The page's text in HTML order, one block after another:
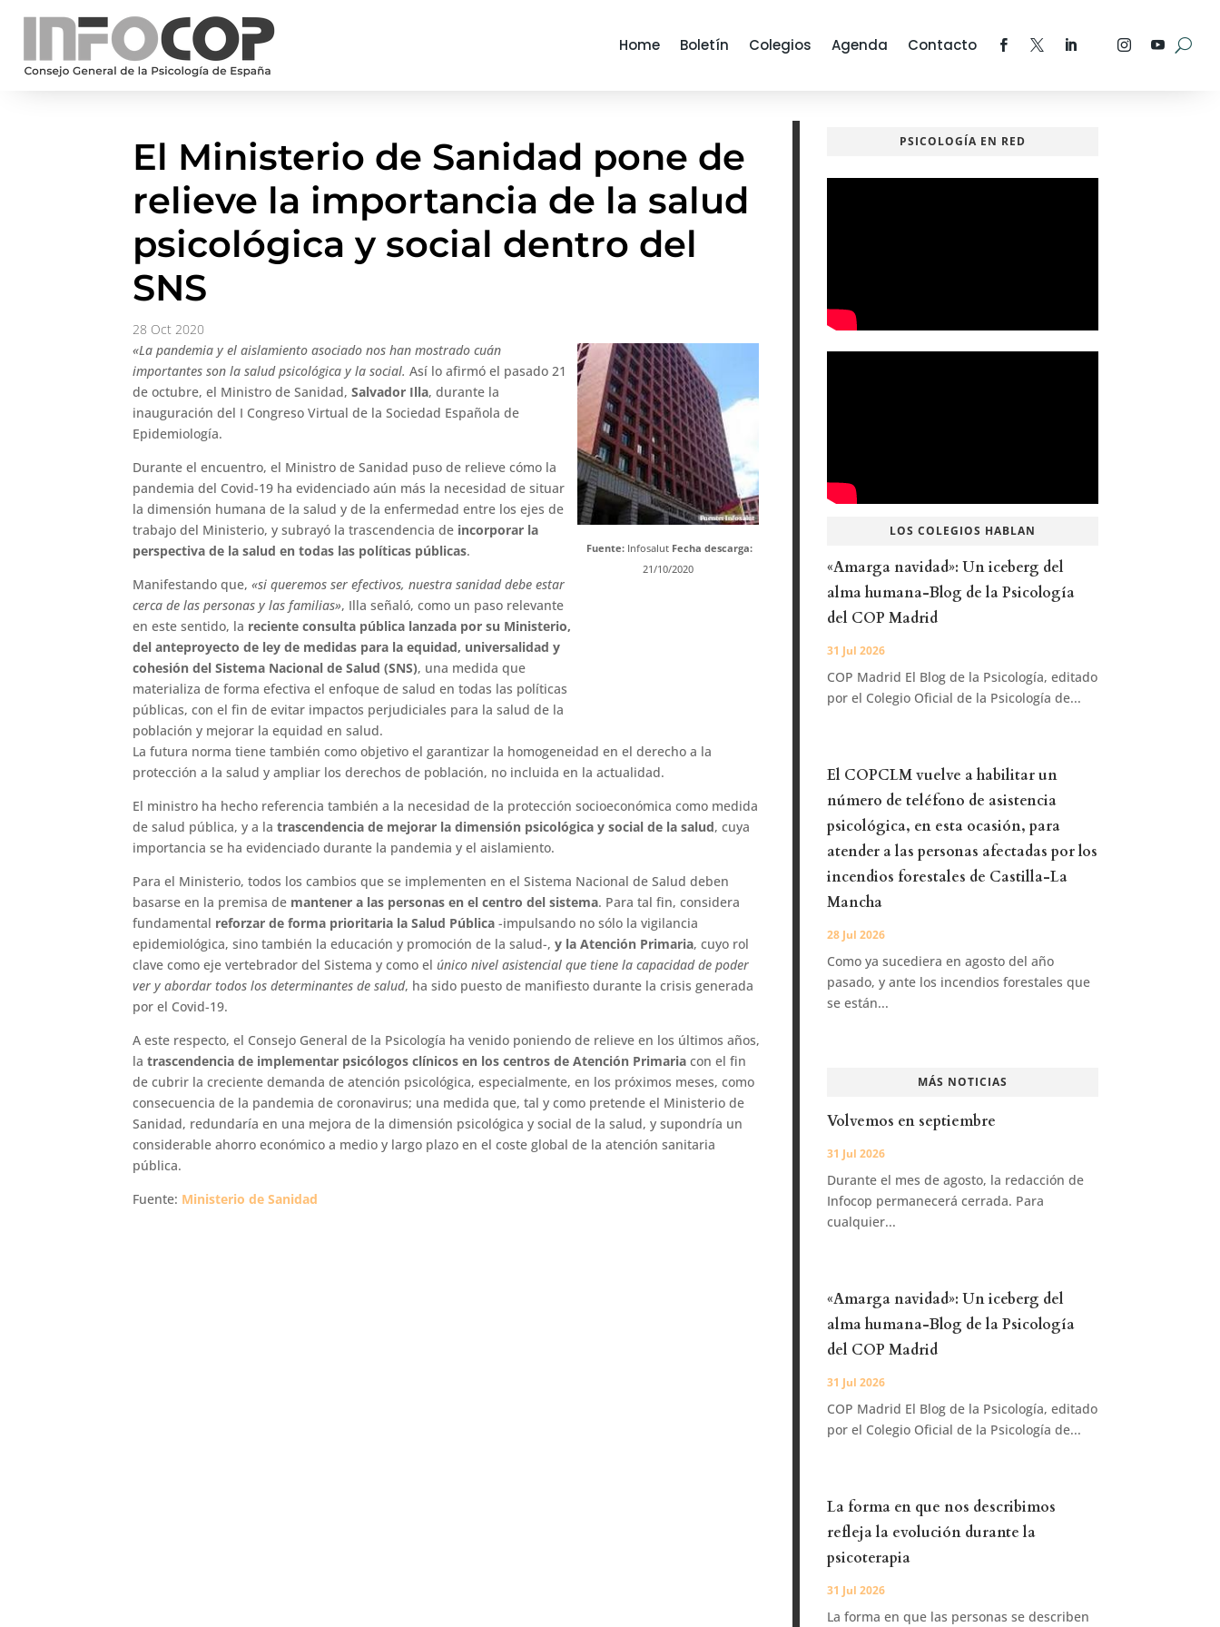
Home Boletín Colegios Agenda Contacto
El Ministerio de Sanidad pone de
relieve la importancia de la salud
psicológica y social dentro del
SNS
28 Oct 2020
«La pandemia y el aislamiento asociado nos han mostrado cuán
importantes son la salud psicológica y la social.Así lo afirmó el pasado 21
de octubre, el Ministro de Sanidad,Salvador Illa, durante la
inauguración del I Congreso Virtual de la Sociedad Española de
Epidemiología.
Durante el encuentro, el Ministro de Sanidad puso de relieve cómo la
pandemia del Covid-19 ha evidenciado aún más la necesidad de situar
la dimensión humana de la salud y de la enfermedad entre los ejes de
trabajo del Ministerio, y subrayó la trascendencia de incorporar la
perspectiva de la salud en todas las políticas públicas.
Manifestando que,«si queremos ser efectivos, nuestra sanidad debe estar
cerca de las personas y las familias», Illa señaló, como un paso relevante
en este sentido, la reciente consulta pública lanzada por su Ministerio,
del anteproyecto de ley de medidas para la equidad, universalidad y
cohesión del Sistema Nacional de Salud (SNS), una medida que
materializa de forma efectiva el enfoque de salud en todas las políticas
públicas, con el fin de evitar impactos perjudiciales para la salud de la
población y mejorar la equidad en salud.
Fuente: Infosalut Fecha descarga:
21/10/2020
La futura norma tiene también como objetivo el garantizar la homogeneidad en el derecho a la
protección a la salud y ampliar los derechos de población, no incluida en la actualidad.
El ministro ha hecho referencia también a la necesidad de la protección socioeconómica como medida
de salud pública, y a latrascendencia de mejorar la dimensión psicológica y social de la salud, cuya
importancia se ha evidenciado durante la pandemia y el aislamiento.
Para el Ministerio, todos los cambios que se implementen en el Sistema Nacional de Salud deben
basarse en la premisa de mantener a las personas en el centro del sistema. Para tal fin, considera
fundamental reforzar de forma prioritaria la Salud Pública -impulsando no sólo la vigilancia
epidemiológica, sino también la educación y promoción de la salud-,y la Atención Primaria, cuyo rol
clave como eje vertebrador del Sistema y como elúnico nivel asistencial que tiene la capacidad de poder
ver y abordar todos los determinantes de salud, ha sido puesto de manifiesto durante la crisis generada
por el Covid-19.
A este respecto, el Consejo General de la Psicología ha venido poniendo de relieve en los últimos años,
latrascendencia de implementar psicólogos clínicos en los centros de Atención Primariacon el fin
de cubrir la creciente demanda de atención psicológica, especialmente, en los próximos meses, como
consecuencia de la pandemia de coronavirus; una medida que, tal y como pretende el Ministerio de
Sanidad, redundaría en una mejora de la dimensión psicológica y social de la salud, y supondría un
considerable ahorro económico a medio y largo plazo en el coste global de la atención sanitaria
pública.
Fuente: Ministerio de Sanidad
PSICOLOGÍA EN RED
LOS COLEGIOS HABLAN
«Amarga navidad»: Un iceberg del
alma humana-Blog de la Psicología
del COP Madrid
31 Jul 2026
COP Madrid El Blog de la Psicología, editado
por el Colegio Oficial de la Psicología de...
El COPCLM vuelve a habilitar un
número de teléfono de asistencia
psicológica, en esta ocasión, para
atender a las personas afectadas por los
incendios forestales de Castilla-La
Mancha
28 Jul 2026
Como ya sucediera en agosto del año
pasado, y ante los incendios forestales que
se están...
MÁS NOTICIAS
Volvemos en septiembre
31 Jul 2026
Durante el mes de agosto, la redacción de
Infocop permanecerá cerrada. Para
cualquier...
«Amarga navidad»: Un iceberg del
alma humana-Blog de la Psicología
del COP Madrid
31 Jul 2026
COP Madrid El Blog de la Psicología, editado
por el Colegio Oficial de la Psicología de...
La forma en que nos describimos
refleja la evolución durante la
psicoterapia
31 Jul 2026
La forma en que las personas se describen